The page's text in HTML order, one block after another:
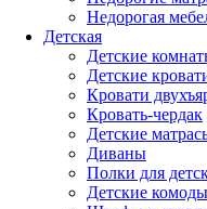
Недорогая
Детская
Детские
Детские
Кровати
Кровать-чердак
Детские
Диваны
Полки для
Детские комоды